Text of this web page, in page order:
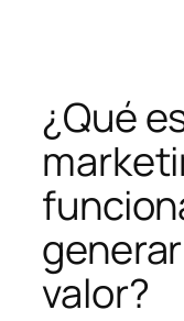
contenido
¿Qué
valor?